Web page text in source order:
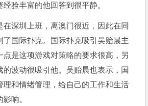
验丰富的他回答到很平静。
在深圳上班，离澳门很近，因此在同
了国际扑克。国际扑克吸引吴贻晨主
点是这项游戏对策略的要求很高，另
的波动很吸引他。吴贻晨也表示，国
理和情绪管理，给自己的工作和生活
响。